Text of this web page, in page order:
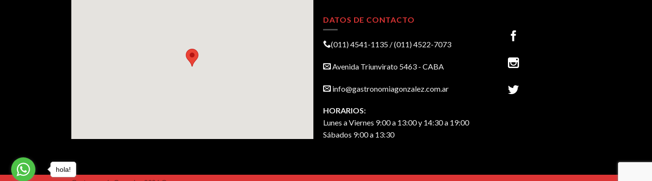
DATOS DE CONTACTO
(011) 4541-1135 / (011) 4522-7073
Avenida Triunvirato 5463 - CABA
info@gastronomiagonzalez.com.ar
HORARIOS:
Lunes a Viernes 9:00 a 13:00 y 14:30 a 19:00
Sábados 9:00 a 13:30
hola!